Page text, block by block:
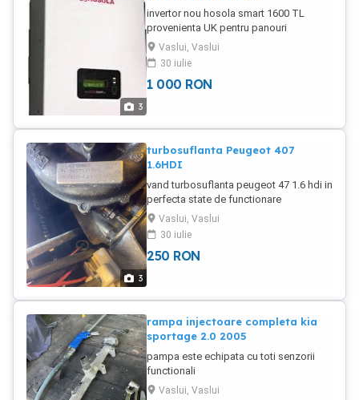
3
invertor nou hosola smart 1600 TL
provenienta UK pentru panouri
fotovoltaice 1500 lei relatii la telefon
Vaslui, Vaslui
30 iulie
1 000 RON
3
turbosuflanta Peugeot 407
1.6HDI
vand turbosuflanta peugeot 47 1.6 hdi in
perfecta state de functionare
cod9657571880 de109 cai la pret de
380 lei0sapte5patru3zeci22 patru5
Vaslui, Vaslui
30 iulie
250 RON
rampa injectoare completa kia
sportage 2.0 2005
pampa este echipata cu toti senzorii
functionali
Vaslui, Vaslui